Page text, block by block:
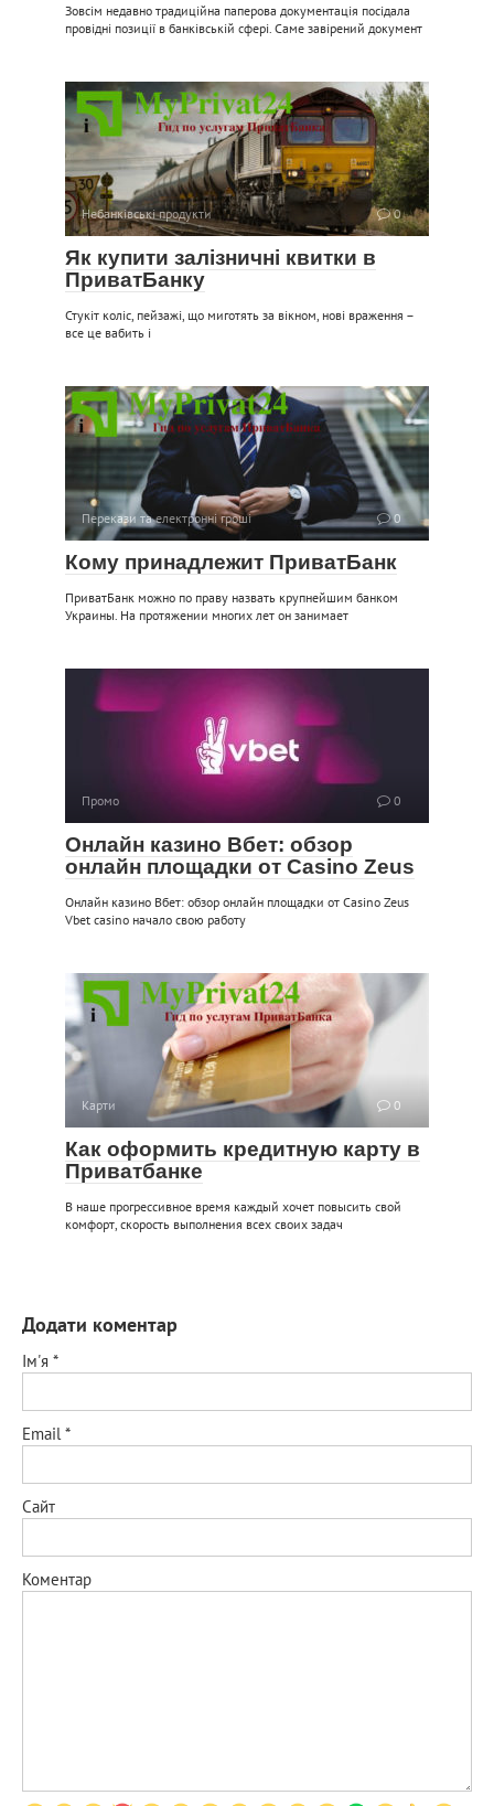
Зовсім недавно традиційна паперова документація посідала
провідні позиції в банківській сфері. Саме завірений документ
Небанківські продукти 0
Як купити залізничні квитки в
ПриватБанку
Стукіт коліс, пейзажі, що миготять за вікном, нові враження –
все це вабить і
Перекази та електронні гроші 0
Кому принадлежит ПриватБанк
ПриватБанк можно по праву назвать крупнейшим банком
Украины. На протяжении многих лет он занимает
Промо 0
Онлайн казино Вбет: обзор
онлайн площадки от Casino Zeus
Онлайн казино Вбет: обзор онлайн площадки от Casino Zeus
Vbet casino начало свою работу
Карти 0
Как оформить кредитную карту в
Приватбанке
В наше прогрессивное время каждый хочет повысить свой
комфорт, скорость выполнения всех своих задач
Додати коментар
Ім'я *
Email*
Сайт
Коментар